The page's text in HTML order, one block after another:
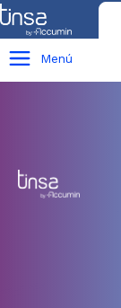
Menú